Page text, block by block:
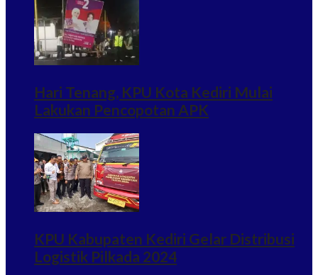
Hari Tenang, KPU Kota Kediri Mulai
Lakukan Pencopotan APK
KPU Kabupaten Kediri Gelar Distribusi
Logistik Pilkada 2024